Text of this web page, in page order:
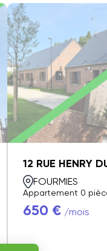
12 RUE HENRY
FOURMIES
Appartement 0
650 € /mois